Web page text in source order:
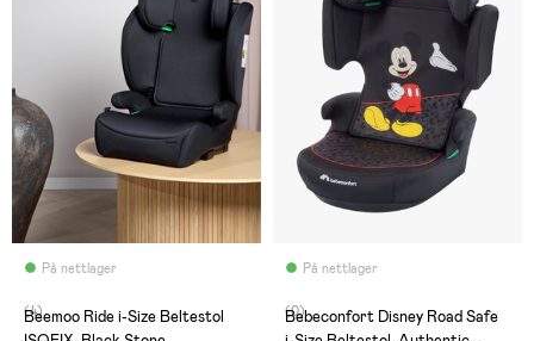
På nettlager
(4)
Beemoo Ride i-Size Beltestol
På nettlager
(0)
Bebeconfort Disney Road Safe